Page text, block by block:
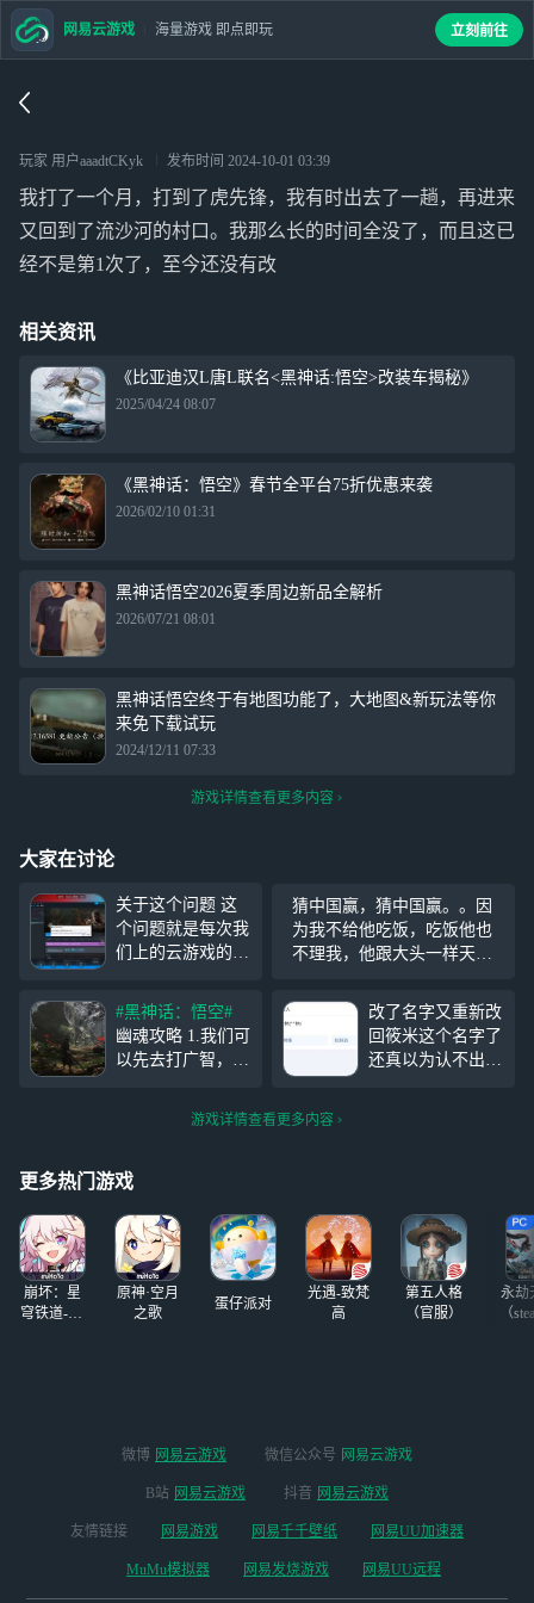
玩家 用户aaadtCKyk 发布时间 2024-10-01 03:39
我打了一个月，打到了虎先锋，我有时出去了一趟，再进来
又回到了流沙河的村口。我那么长的时间全没了，而且这已
经不是第1次了，至今还没有改
相关资讯
《比亚迪汉L唐L联名<黑神话:悟空>改装车揭秘》
2025/04/24 08:07
《黑神话：悟空》春节全平台75折优惠来袭
2026/02/10 01:31
黑神话悟空2026夏季周边新品全解析
2026/07/21 08:01
黑神话悟空终于有地图功能了，大地图&新玩法等你
来免下载试玩
2024/12/11 07:33
游戏详情查看更多内容
大家在讨论
关于这个问题 这
个问题就是每次我
们上的云游戏的服
是D加密 每天只能
5台电脑登录 服务
器不一样就是电脑
不一样 你网易云
选择服务器电脑
猜中国赢，猜中国赢。。因
为我不给他吃饭，吃饭他也
不理我，他跟大头一样天天
瘾？太过瘾。你的哥哥真的
对你好，你的哥哥真的最
好，是不是和我的哥哥开着
我你猜我你猜我猜不过瘾，
#黑神话：悟空#
幽魂攻略 1.我们可
以先去打广智，图
左边，一直走见到
一个大门，门后就
2.打完广智我们有
两条命会简单很
多，变身为广智，
效果如图二 3
改了名字又重新改
回筱米这个名字了
还真以为认不出你
了你还知道你自己
是个男的你改成女
的，你是什么意
思？你想
游戏详情查看更多内容
更多热门游戏
崩坏：星
穹铁道-4.4
原神·空月
之歌
蛋仔派对
光遇-致梵
高
第五人格
（官服）
永劫
（
网易云游戏 海量游戏 即点即玩 立刻前往
微博 网易云游戏 微信公众号 网易云游戏
B站 网易云游戏 抖音 网易云游戏
友情链接 网易游戏 网易千千壁纸 网易UU加速器
MuMu模拟器 网易发烧游戏 网易UU远程